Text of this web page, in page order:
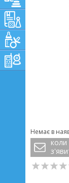
Немає в
коли